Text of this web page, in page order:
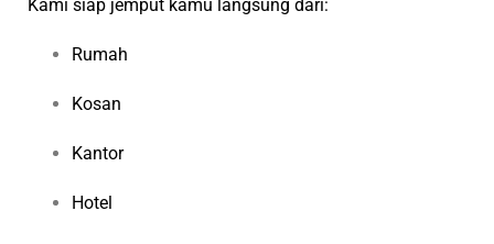
Kami siap jemput kamu langsung dari:
Rumah
Kosan
Kantor
Hotel